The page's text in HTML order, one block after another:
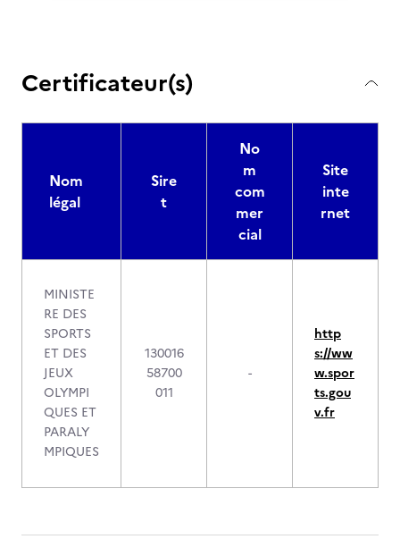
Certificateur(s)
Nom
légal
Sire
t
No
m
com
mer
cial
Site
inte
rnet
MINISTE
RE DES
SPORTS
ET DES
JEUX
OLYMPI
QUES ET
PARALY
MPIQUES
130016
58700
011
-
http
s://ww
w.spor
ts.gou
v.fr